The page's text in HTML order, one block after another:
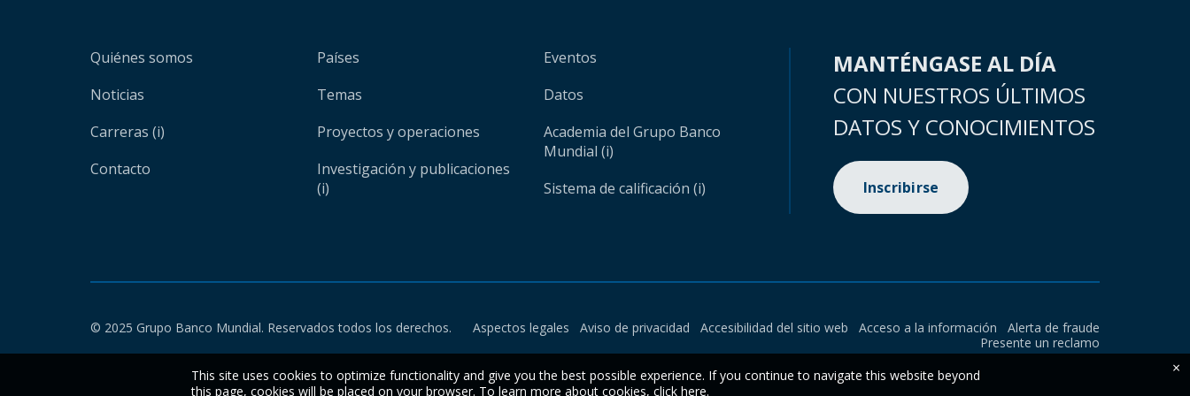
Quiénes somos
Noticias
Carreras (i)
Contacto
Países
Temas
Proyectos y operaciones
Investigación y publicaciones
(i)
Eventos
Datos
Academia del Grupo Banco
Mundial (i)
Sistema de calificación (i)
MANTÉNGASE AL DÍA
CON NUESTROS ÚLTIMOS
DATOS Y CONOCIMIENTOS
Inscribirse
© 2025 Grupo Banco Mundial. Reservados todos los derechos. Aspectos legales Aviso de privacidad Accesibilidad del sitio web Acceso a la información
Alerta de fraude
Presente un reclamo
This site uses cookies to optimize functionality and give you the best possible experience. If you continue to navigate this website beyond
this page, cookies will be placed on your browser. To learn more about cookies, click here.
×